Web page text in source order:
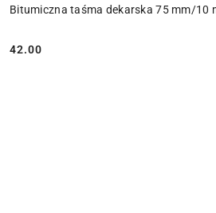
Bitumiczna taśma dekarska 75 mm/10
Cena:
42.00